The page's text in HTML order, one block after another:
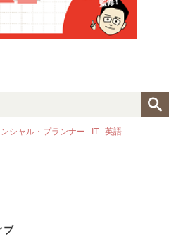
シャル・プランナー IT 英語
ブ